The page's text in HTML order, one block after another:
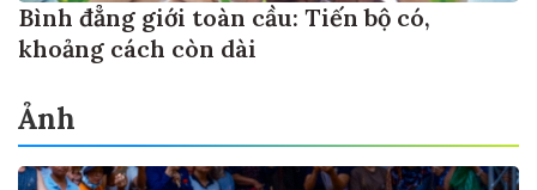
Bình đẳng giới toàn cầu: Tiến bộ có,
khoảng cách còn dài
Ảnh